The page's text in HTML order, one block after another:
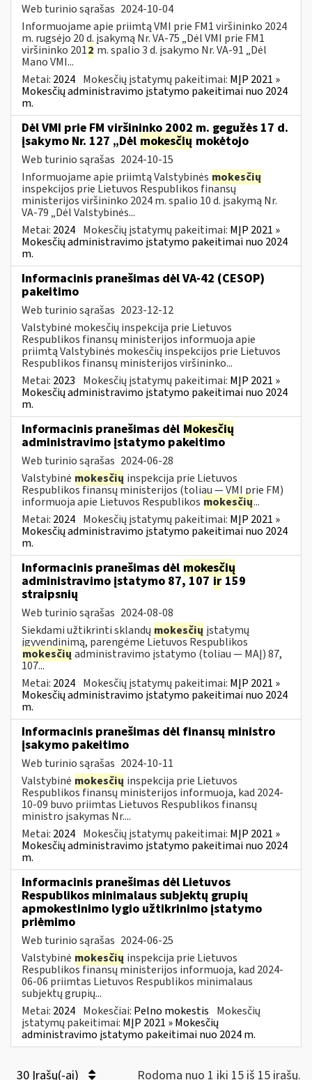
Web turinio sąrašas 2024-10-04
Informuojame apie priimtą VMI prie FM1 viršininko 2024
m. rugsėjo 20 d. įsakymą Nr. VA-75 „Dėl VMI prie FM1
viršininko 2012 m. spalio 3 d. įsakymo Nr. VA-91 „Dėl
Mano VMI...
Metai: 2024 Mokesčių įstatymų pakeitimai: MĮP 2021 »
Mokesčių administravimo įstatymo pakeitimai nuo 2024
m.
Dėl VMI prie FM viršininko 2002 m. gegužės 17 d.
įsakymo Nr. 127 „Dėl mokesčių mokėtojo
Web turinio sąrašas 2024-10-15
Informuojame apie priimtą Valstybinės mokesčių
inspekcijos prie Lietuvos Respublikos finansų
ministerijos viršininko 2024 m. spalio 10 d. įsakymą Nr.
VA-79 „Dėl Valstybinės...
Metai: 2024 Mokesčių įstatymų pakeitimai: MĮP 2021 »
Mokesčių administravimo įstatymo pakeitimai nuo 2024
m.
Informacinis pranešimas dėl VA-42 (CESOP)
pakeitimo
Web turinio sąrašas 2023-12-12
Valstybinė mokesčių inspekcija prie Lietuvos
Respublikos finansų ministerijos informuoja apie
priimtą Valstybinės mokesčių inspekcijos prie Lietuvos
Respublikos finansų ministerijos viršininko...
Metai: 2023 Mokesčių įstatymų pakeitimai: MĮP 2021 »
Mokesčių administravimo įstatymo pakeitimai nuo 2024
m.
Informacinis pranešimas dėl Mokesčių
administravimo įstatymo pakeitimo
Web turinio sąrašas 2024-06-28
Valstybinė mokesčių inspekcija prie Lietuvos
Respublikos finansų ministerijos (toliau — VMI prie FM)
informuoja apie Lietuvos Respublikos mokesčių...
Metai: 2024 Mokesčių įstatymų pakeitimai: MĮP 2021 »
Mokesčių administravimo įstatymo pakeitimai nuo 2024
m.
Informacinis pranešimas dėl mokesčių
administravimo įstatymo 87, 107ir159
straipsnių
Web turinio sąrašas 2024-08-08
Siekdami užtikrinti sklandų mokesčių įstatymų
įgyvendinimą, parengėme Lietuvos Respublikos
mokesčių administravimo įstatymo (toliau — MAĮ) 87,
107...
Metai: 2024 Mokesčių įstatymų pakeitimai: MĮP 2021 »
Mokesčių administravimo įstatymo pakeitimai nuo 2024
m.
Informacinis pranešimas dėl finansų ministro
įsakymo pakeitimo
Web turinio sąrašas 2024-10-11
Valstybinė mokesčių inspekcija prie Lietuvos
Respublikos finansų ministerijos informuoja, kad 2024-
10-09 buvo priimtas Lietuvos Respublikos finansų
ministro įsakymas Nr....
Metai: 2024 Mokesčių įstatymų pakeitimai: MĮP 2021 »
Mokesčių administravimo įstatymo pakeitimai nuo 2024
m.
Informacinis pranešimas dėl Lietuvos
Respublikos minimalaus subjektų grupių
apmokestinimo lygio užtikrinimo įstatymo
priėmimo
Web turinio sąrašas 2024-06-25
Valstybinė mokesčių inspekcija prie Lietuvos
Respublikos finansų ministerijos informuoja, kad 2024-
06-06 priimtas Lietuvos Respublikos minimalaus
subjektų grupių...
Metai: 2024 Mokesčiai: Pelno mokestis Mokesčių
įstatymų pakeitimai: MĮP 2021 » Mokesčių
administravimo įstatymo pakeitimai nuo 2024 m.
30 Įrašų(-ai) Rodoma nuo 1 iki 15 iš 15 irašų.